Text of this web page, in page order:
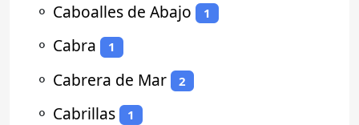
⚬ Caboalles de Abajo 1
⚬ Cabra 1
⚬ Cabrera de Mar 2
⚬ Cabrillas 1